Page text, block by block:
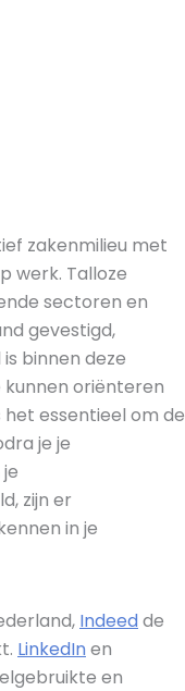
zakenmilieu met
werk. Talloze
sectoren en
gevestigd,
binnen deze
oriënteren
essentieel om de
je je
zijn er
in je
Indeedde
LinkedInen
en